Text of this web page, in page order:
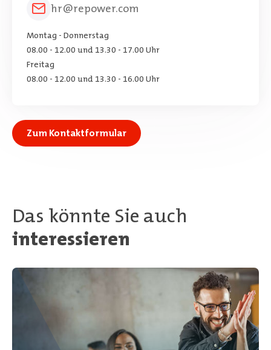
hr@repower.com
Montag - Donnerstag
08.00 - 12.00 und 13.30 - 17.00 Uhr
Freitag
08.00 - 12.00 und 13.30 - 16.00 Uhr
Zum Kontaktformular
Das könnte Sie auch
interessieren